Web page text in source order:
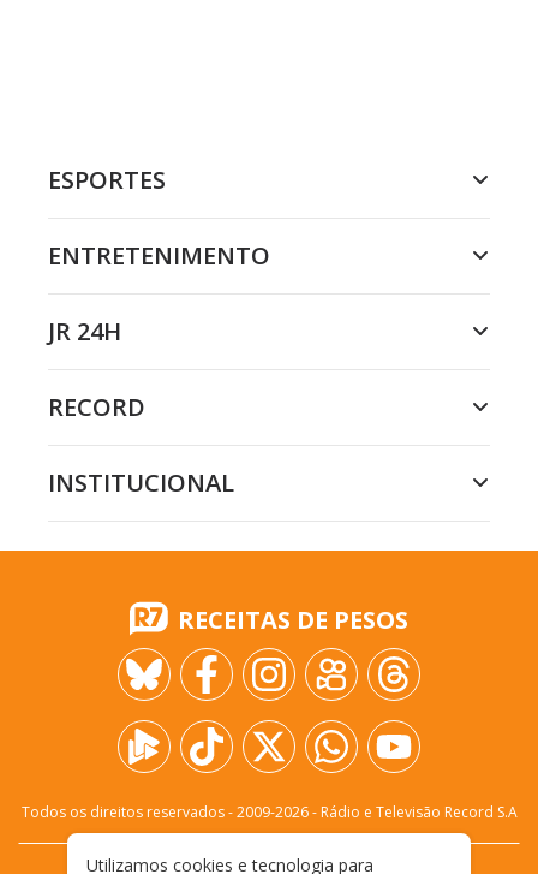
ESPORTES
ENTRETENIMENTO
JR 24H
RECORD
INSTITUCIONAL
RECEITAS DE PESOS
Todos os direitos reservados - 2009-2026- Rádio e Televisão Record S.A
Utilizamos cookies e tecnologia para